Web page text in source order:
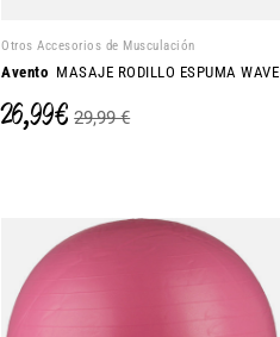
Otros Accesorios de Musculación
Avento MASAJE RODILLO ESPUMA WAVE
26,99 € 29,99 €